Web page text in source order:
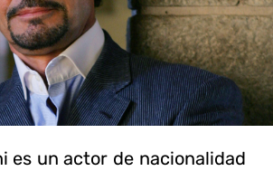
es un actor de nacionalidad